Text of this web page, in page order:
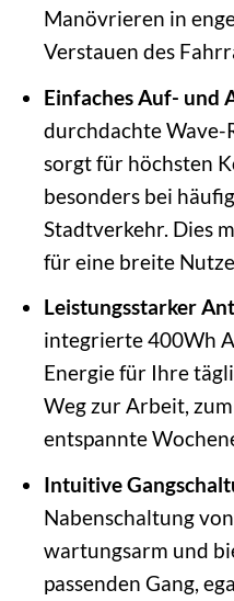
Manövrieren in
Verstauen des
Einfaches Auf- und
durchdachte Wave-
sorgt für höchsten
besonders bei
Stadtverkehr. Dies
für eine breite
Leistungsstarker
integrierte 400Wh
Energie für Ihre
Weg zur Arbeit,
entspannte
Intuitive
Nabenschaltung von
wartungsarm und
passenden Gang,